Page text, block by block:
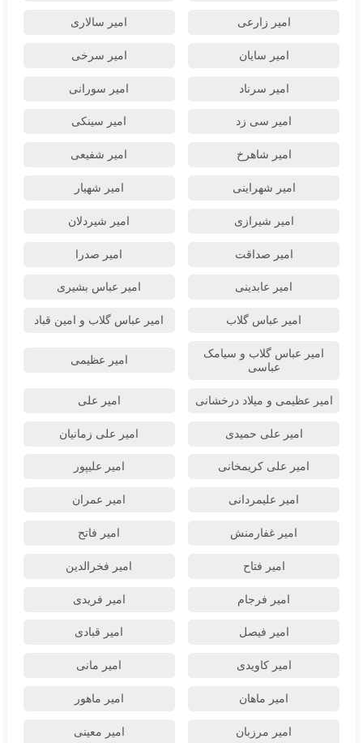
امیر زارعی امیر سالاری
امیر سایان امیر سرخی
امیر سرناد امیر سورانی
امیر سی زد امیر سینکی
امیر شاهرخ امیر شفیعی
امیر شهراینی امیر شهیار
امیر شیرازی امیر شیردلان
امیر صداقت امیر صدرا
امیر عابدینی امیر عباس بشیری
امیر عباس گلاب امیر عباس گلاب و امین قباد
امیر عباس گلاب و سیامک
عباسی
امیر عظیمی
امیر عظیمی و میلاد درخشانی امیر علی
امیر علی حمیدی امیر علی زمانیان
امیر علی کریمخانی امیر علیپور
امیر علیمردانی امیر عمران
امیر غفارمنش امیر فاتح
امیر فتاح امیر فخرالدین
امیر فرجام امیر فریدی
امیر فیصل امیر قبادی
امیر کاویدی امیر مانی
امیر ماهان امیر ماهور
امیر مرزبان امیر معینی